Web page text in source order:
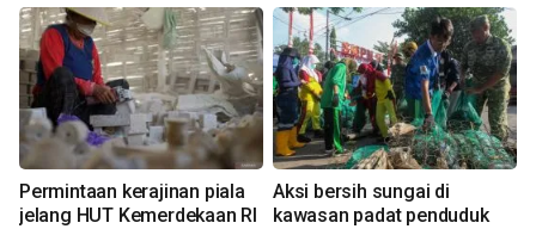
Permintaan kerajinan piala
jelang HUT Kemerdekaan RI
Aksi bersih sungai di
kawasan padat penduduk